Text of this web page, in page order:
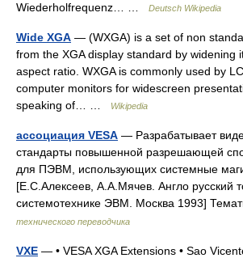
Wiederholfrequenz… …
Deutsch Wikipedia
Wide XGA — (WXGA) is a set of non
from the XGA display standard by widening
aspect ratio. WXGA is commonly used by
computer monitors for widescreen
speaking of… …
Wikipedia
ассоциация VESA — Разрабатывает
стандарты повышенной разрешающей
для ПЭВМ, использующих системные
[Е.С.Алексеев, А.А.Мячев. Англо русский
системотехнике ЭВМ. Москва 1993]
технического переводчика
VXE — • VESA XGA Extensions • Sao